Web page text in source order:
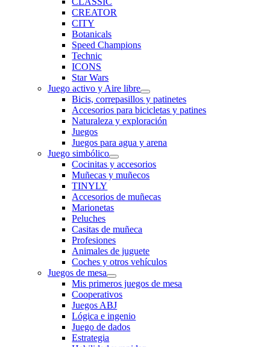
CREATOR
CITY
Botanicals
Speed Champions
Technic
ICONS
Star Wars
Juego activo y Aire libre
Bicis, correpasillos y patinetes
Accesorios para bicicletas y patines
Naturaleza y exploración
Juegos
Juegos para agua y arena
Juego simbólico
Cocinitas y accesorios
Muñecas y muñecos
TINYLY
Accesorios de muñecas
Marionetas
Peluches
Casitas de muñeca
Profesiones
Animales de juguete
Coches y otros vehículos
Juegos de mesa
Mis primeros juegos de mesa
Cooperativos
Juegos ABJ
Lógica e ingenio
Juego de dados
Estrategia